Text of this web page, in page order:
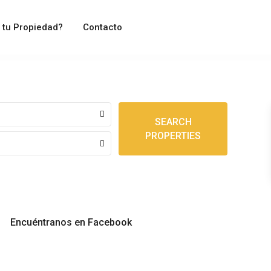
tu Propiedad? Contacto
SEARCH
PROPERTIES
Encuéntranos en Facebook